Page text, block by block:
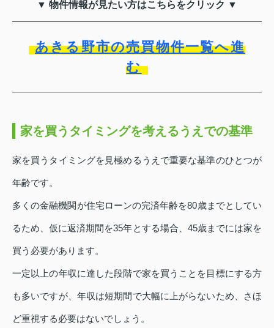
▼ 物件情報が見たい方はこちらをクリック ▼
あきる野市の売買物件一覧へ進
む
家を買うタイミングを考えるうえでの基準
家を買うタイミングを見極めるうえで重要な基準のひとつが
年齢です。
多くの金融機関が住宅ローンの完済年齢を80歳までとしてい
るため、仮に返済期間を35年とする場合、45歳までには家を
買う必要があります。
一定以上の年収に達した段階で家を買うことを目標にする方
も多いですが、年収は短期間で大幅に上がらないため、さほ
ど重視する必要はないでしょう。